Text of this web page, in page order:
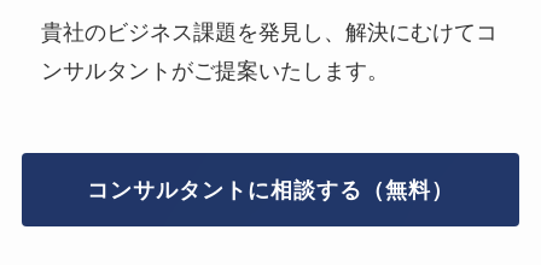
貴社のビジネス課題を発見し、解決にむけてコ
ンサルタントがご提案いたします。
コンサルタントに相談する（無料）